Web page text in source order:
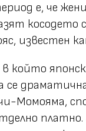
е, че
известен
който
се
Момояма,